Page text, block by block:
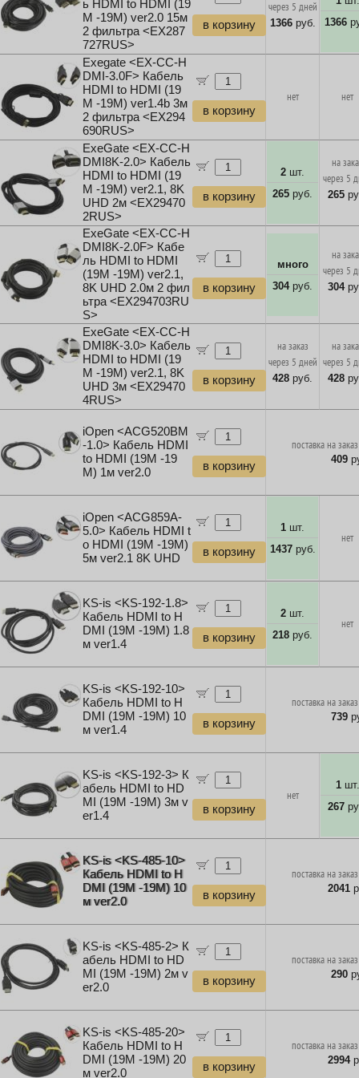
ь HDMI to HDMI (19
M -19M) ver2.0 15м
2 фильтра <EX287
727RUS>
в корзину
через 5 дней
1366руб.
1366
Exegate <EX-CC-H
DMI-3.0F> Кабель
HDMI to HDMI (19
M -19M) ver1.4b 3м
2 фильтра <EX294
690RUS>
в корзину
нет нет
ExeGate <EX-CC-H
DMI8K-2.0> Кабель
HDMI to HDMI (19
M -19M) ver2.1, 8K
UHD 2м <EX29470
2RUS>
в корзину
2 шт.
265 руб.
на
через 5
265
ExeGate <EX-CC-H
DMI8K-2.0F> Кабе
ль HDMI to HDMI
(19M -19M) ver2.1,
8K UHD 2.0м 2 фил
ьтра <EX294703RU
S>
в корзину
много
304руб.
на
через 5
304
ExeGate <EX-CC-H
DMI8K-3.0> Кабель
HDMI to HDMI (19
M -19M) ver2.1, 8K
UHD 3м <EX29470
4RUS>
в корзину
на заказ
через 5 дней
428 руб.
на
через 5
428
iOpen <ACG520BM
-1.0> Кабель HDMI
to HDMI (19M -19
M) 1м ver2.0
в корзину
поставка на
409
iOpen <ACG859A-
5.0> Кабель HDMI t
o HDMI (19M -19M)
5м ver2.1 8K UHD
в корзину
1 шт.
1437руб.
нет
KS-is <KS-192-1.8>
Кабель HDMI to H
DMI (19M -19M) 1.8
м ver1.4
в корзину
2 шт.
218 руб.
нет
KS-is <KS-192-10>
Кабель HDMI to H
DMI (19M -19M) 10
м ver1.4
в корзину
поставка на
739
KS-is <KS-192-3> К
абель HDMI to HD
MI (19M -19M) 3м v
er1.4
в корзину
нет
1шт.
267
KS-is <KS-485-10>
Кабель HDMI to H
DMI (19M -19M) 10
м ver2.0
в корзину
поставка на
2041
KS-is <KS-485-2> К
абель HDMI to HD
MI (19M -19M) 2м v
er2.0
в корзину
поставка на
290
KS-is <KS-485-20>
Кабель HDMI to H
DMI (19M -19M) 20
м ver2.0
в корзину
поставка на
2994